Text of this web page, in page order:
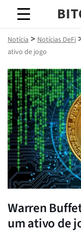
Notícia > Notícias DeFi
ativo de jogo
Warren
um ativo de